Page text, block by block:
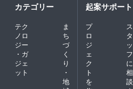
カテゴリー
テク
ノロ
ジー
・ガ
ジェ
ット
ま
ち
づ
く
り
・
地
起案サポート
プ
ロ
ジ
ェ
ク
ト
を
ス
タ
ッ
フ
に
相
談